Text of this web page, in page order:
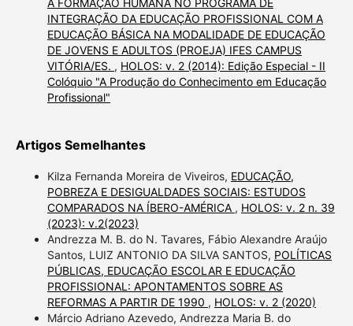
A FORMAÇÃO HUMANA NO PROGRAMA DE
INTEGRAÇÃO DA EDUCAÇÃO PROFISSIONAL COM A
EDUCAÇÃO BÁSICA NA MODALIDADE DE EDUCAÇÃO
DE JOVENS E ADULTOS (PROEJA) IFES CAMPUS
VITÓRIA/ES. , HOLOS: v. 2 (2014): Edição Especial - II
Colóquio "A Produção do Conhecimento em Educação
Profissional"
Artigos Semelhantes
Kilza Fernanda Moreira de Viveiros, EDUCAÇÃO,
POBREZA E DESIGUALDADES SOCIAIS: ESTUDOS
COMPARADOS NA ÍBERO-AMÉRICA , HOLOS: v. 2 n. 39
(2023): v.2(2023)
Andrezza M. B. do N. Tavares, Fábio Alexandre Araújo
Santos, LUIZ ANTONIO DA SILVA SANTOS, POLÍTICAS
PÚBLICAS, EDUCAÇÃO ESCOLAR E EDUCAÇÃO
PROFISSIONAL: APONTAMENTOS SOBRE AS
REFORMAS A PARTIR DE 1990 , HOLOS: v. 2 (2020)
Márcio Adriano Azevedo, Andrezza Maria B. do